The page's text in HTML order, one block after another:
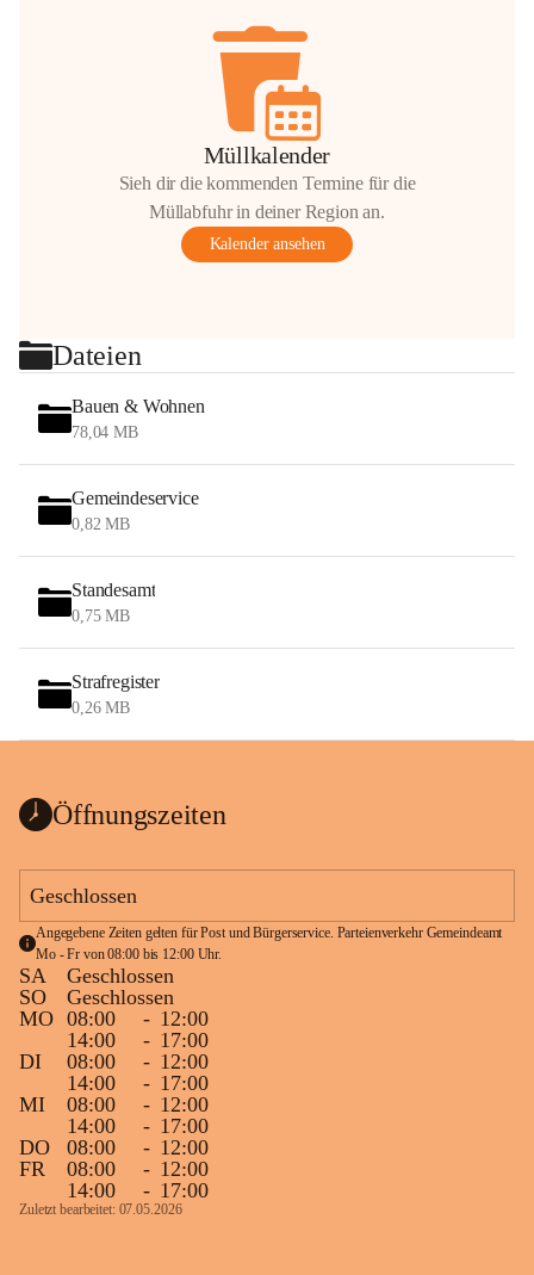
Müllkalender
Sieh dir die kommenden Termine für die
Müllabfuhr in deiner Region an.
Kalender ansehen
Dateien
Bauen & Wohnen
78,04 MB
Gemeindeservice
0,82 MB
Standesamt
0,75 MB
Strafregister
0,26 MB
Öffnungszeiten
Geschlossen
Angegebene Zeiten gelten für Post und Bürgerservice. Parteienverkehr Gemeindeamt
Mo - Fr von 08:00 bis 12:00 Uhr.
SA
Geschlossen
SO
Geschlossen
MO 08:00 - 12:00
14:00
- 17:00
DI
08:00 - 12:00
14:00
- 17:00
MI
08:00 - 12:00
14:00
- 17:00
DO
08:00 - 12:00
FR
08:00 - 12:00
14:00
- 17:00
Zuletzt bearbeitet: 07.05.2026